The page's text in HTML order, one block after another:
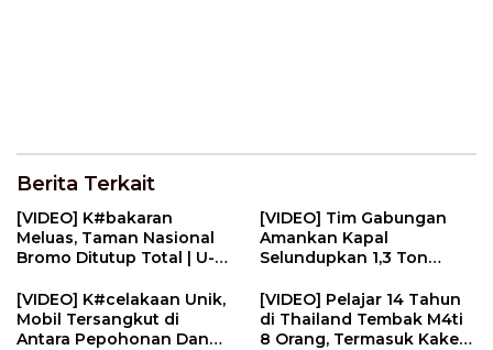
Berita Terkait
[VIDEO] K#bakaran
Meluas, Taman Nasional
Bromo Ditutup Total | U-
[VIDEO] Tim Gabungan
Amankan Kapal
Selundupkan 1,3 Ton
Bintan | U-NEWS
[VIDEO] K#celakaan Unik,
Mobil Tersangkut di
Antara Pepohonan Dan
[VIDEO] Pelajar 14 Tahun
di Thailand Tembak M4ti
8 Orang, Termasuk Kakek